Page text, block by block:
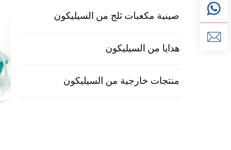
صينية مكعبات ثلج من السيليكون
هدايا من السيليكون
منتجات خارجية من السيليكون